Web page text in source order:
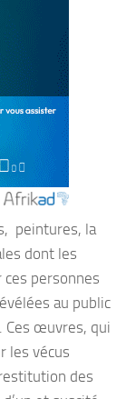
peintures, la
dont les
personnes
au public
Ces œuvres, qui
les vécus
des